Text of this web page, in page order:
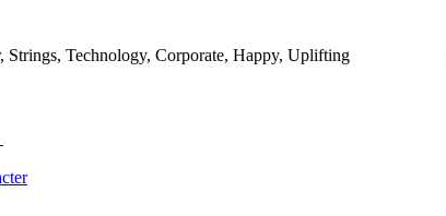
Strings, Technology, Corporate, Happy, Uplifting